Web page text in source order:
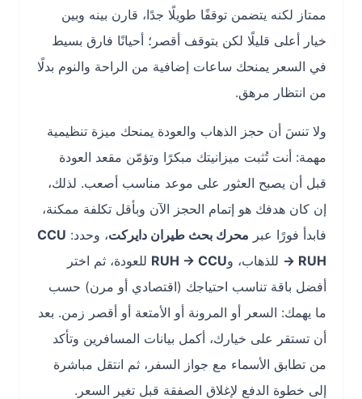
ممتاز لكنه يتضمن توقفًا طويلًا جدًا، قارن بينه وبين
خيار أعلى قليلًا لكن بتوقف أقصر؛ أحيانًا فارق بسيط
في السعر يمنحك ساعات إضافية من الراحة والنوم بدلًا
من انتظار مرهق.
ولا تنسَ أن حجز الذهاب والعودة يمنحك ميزة تنظيمية
مهمة: أنت تُثبت ميزانيتك مبكرًا وتؤمّن مقعد العودة
قبل أن يصبح العثور على موعد مناسب أصعب. لذلك،
إن كان هدفك هو إتمام الحجز الآن وبأقل تكلفة ممكنة،
فابدأ فورًا عبرمحرك بحث طيران دايركت، وحدد:CCU
→ RUHللذهاب، وRUH → CCU للعودة، ثم اختر
أفضل باقة تناسب احتياجك (اقتصادي أو مرن) حسب
ما يهمك: السعر أو المرونة أو الأمتعة أو أقصر زمن. بعد
أن تستقر على خيارك، أكمل بيانات المسافرين وتأكد
من تطابق الأسماء مع جواز السفر، ثم انتقل مباشرة
إلى خطوة الدفع لإغلاق الصفقة قبل تغير السعر.